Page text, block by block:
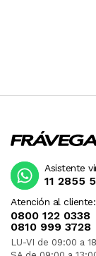
Atención al cliente:
0800 122 0338
0810 999 3728
LU-VI de 09:00 a
Asistente
11 2855